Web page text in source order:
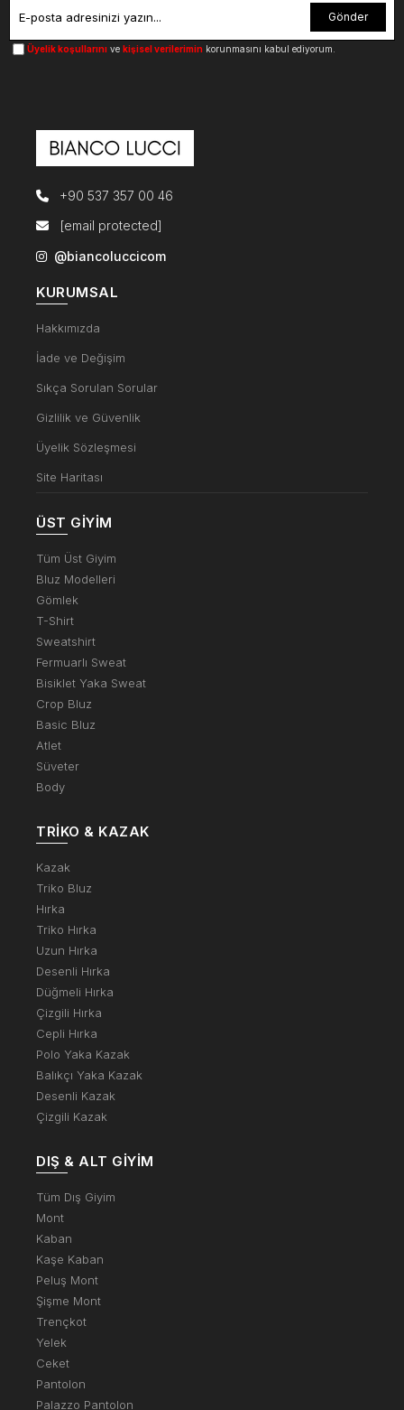
Gönder
Üyelik koşullarını ve kişisel verilerimin korunmasını kabul ediyorum.
+90 537 357 00 46
[email protected]
@biancoluccicom
KURUMSAL
Hakkımızda
İade ve Değişim
Sıkça Sorulan Sorular
Gizlilik ve Güvenlik
Üyelik Sözleşmesi
Site Haritası
ÜST GIYIM
Tüm Üst Giyim
Bluz Modelleri
Gömlek
T-Shirt
Sweatshirt
Fermuarlı Sweat
Bisiklet Yaka Sweat
Crop Bluz
Basic Bluz
Atlet
Süveter
Body
TRIKO & KAZAK
Kazak
Triko Bluz
Hırka
Triko Hırka
Uzun Hırka
Desenli Hırka
Düğmeli Hırka
Çizgili Hırka
Cepli Hırka
Polo Yaka Kazak
Balıkçı Yaka Kazak
Desenli Kazak
Çizgili Kazak
DIŞ & ALT GIYIM
Tüm Dış Giyim
Mont
Kaban
Kaşe Kaban
Peluş Mont
Şişme Mont
Trençkot
Yelek
Ceket
Pantolon
Palazzo Pantolon